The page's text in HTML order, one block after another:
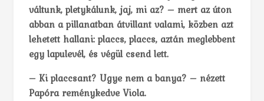
váltunk, pletykálunk, jaj, mi az? – mert az úton
abban a pillanatban átvillant valami, közben azt
lehetett hallani: placcs, placcs, aztán meglebbent
egy lapulevél, és végül csend lett.
– Ki placcsant? Ugye nem a banya? – nézett
Papóra reménykedve Viola.